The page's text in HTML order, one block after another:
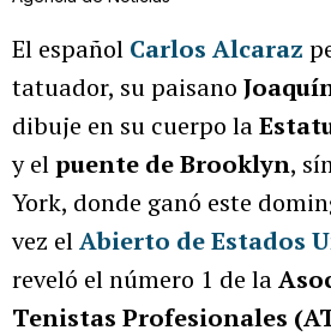
El español Carlos Alcaraz
tatuador, su paisano
dibuje en su cuerpo la
y elpuente de Brooklyn,
York, donde ganó este
vez elAbierto de Estados
reveló el número 1 de la
Tenistas Profesionales